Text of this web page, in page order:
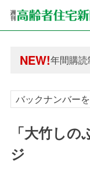
NEW!
年間購
年間購
バックナンバー
「大竹し
ジ